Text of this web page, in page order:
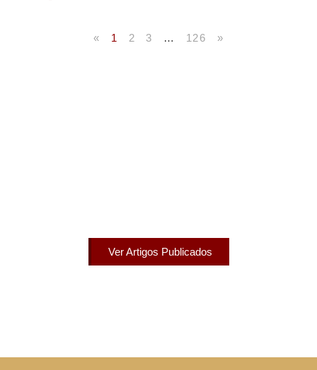
« 1 2 3 … 126 »
Ver Artigos Publicados